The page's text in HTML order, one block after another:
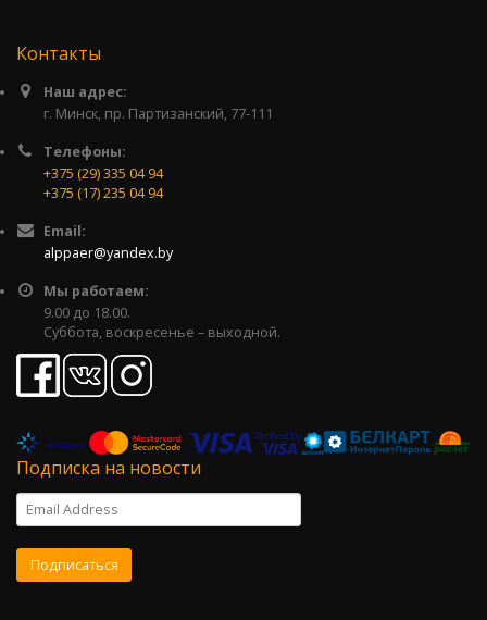
Контакты
Наш адрес:
г. Минск, пр. Партизанский, 77-111
Телефоны:
+375 (29) 335 04 94
+375 (17) 235 04 94
Email:
alppaer@yandex.by
Мы работаем:
9.00 до 18.00.
Суббота, воскресенье – выходной.
Подписка на новости